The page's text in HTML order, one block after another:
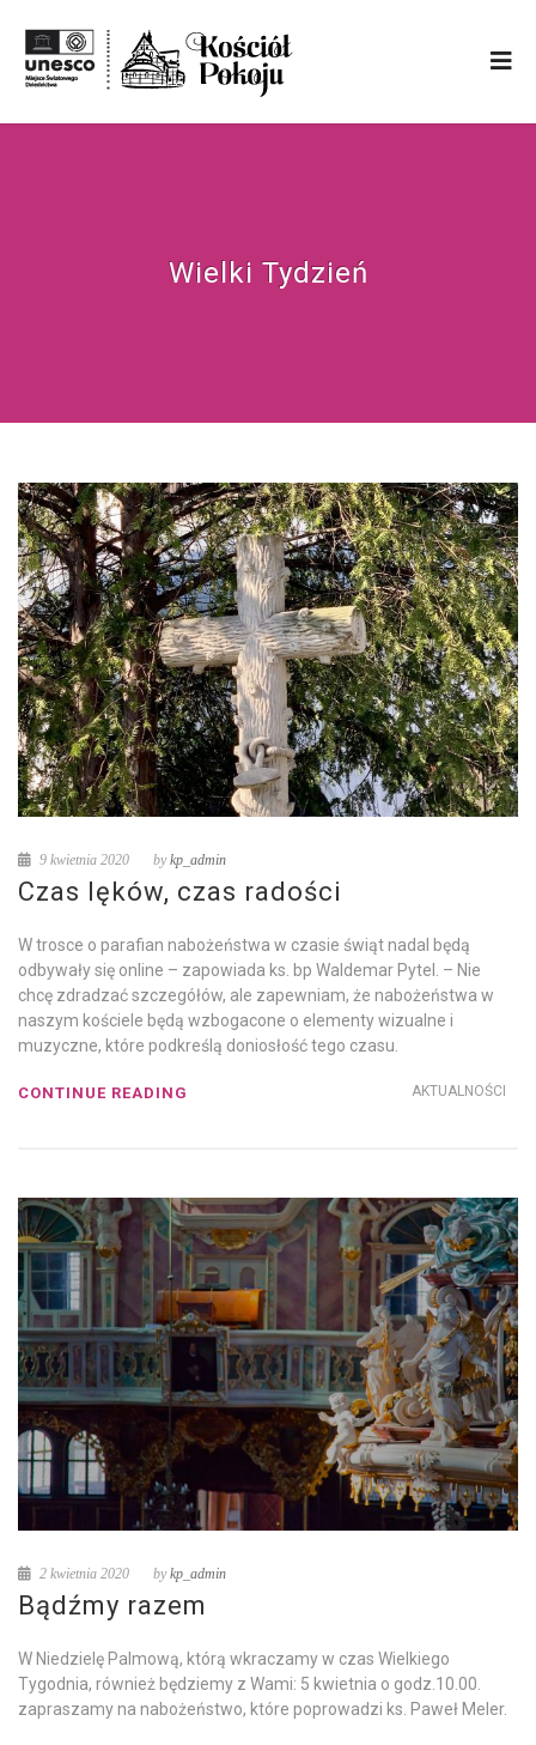
Wielki Tydzień
9 kwietnia 2020 bykp_admin
Czas lęków, czas radości
W trosce o parafian nabożeństwa w czasie świąt nadal będą
odbywały się online – zapowiada ks. bp Waldemar Pytel. – Nie
chcę zdradzać szczegółów, ale zapewniam, że nabożeństwa w
naszym kościele będą wzbogacone o elementy wizualne i
muzyczne, które podkreślą doniosłość tego czasu.
AKTUALNOŚCI
CONTINUE READING
2 kwietnia 2020 bykp_admin
Bądźmy razem
W Niedzielę Palmową, którą wkraczamy w czas Wielkiego
Tygodnia, również będziemy z Wami: 5 kwietnia o godz.10.00.
zapraszamy na nabożeństwo, które poprowadzi ks. Paweł Meler.